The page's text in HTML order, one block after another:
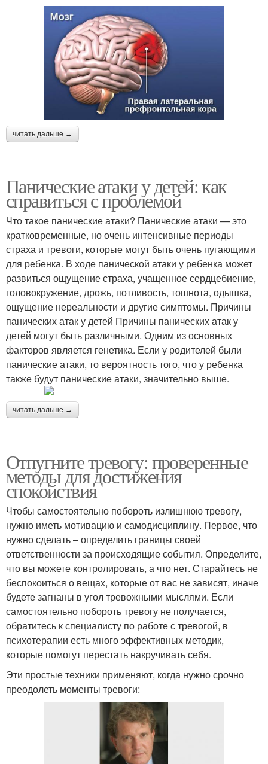
читать дальше →
Панические атаки у детей: как
справиться с проблемой
Что такое панические атаки? Панические атаки — это
кратковременные, но очень интенсивные периоды
страха и тревоги, которые могут быть очень пугающими
для ребенка. В ходе панической атаки у ребенка может
развиться ощущение страха, учащенное сердцебиение,
головокружение, дрожь, потливость, тошнота, одышка,
ощущение нереальности и другие симптомы. Причины
панических атак у детей Причины панических атак у
детей могут быть различными. Одним из основных
факторов является генетика. Если у родителей были
панические атаки, то вероятность того, что у ребенка
также будут панические атаки, значительно выше.
читать дальше →
Отпугните тревогу: проверенные
методы для достижения
спокойствия
Чтобы самостоятельно побороть излишнюю тревогу,
нужно иметь мотивацию и самодисциплину. Первое, что
нужно сделать – определить границы своей
ответственности за происходящие события. Определите,
что вы можете контролировать, а что нет. Старайтесь не
беспокоиться о вещах, которые от вас не зависят, иначе
будете загнаны в угол тревожными мыслями. Если
самостоятельно побороть тревогу не получается,
обратитесь к специалисту по работе с тревогой, в
психотерапии есть много эффективных методик,
которые помогут перестать накручивать себя.
Эти простые техники применяют, когда нужно срочно
преодолеть моменты тревоги: